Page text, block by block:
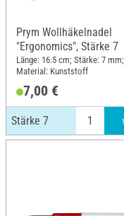
Prym Wollhäkelnadel
"Ergonomics", Stärke 7
Länge: 16.5 cm; Stärke: 7 mm;
Material: Kunststoff
7,00 €
Stärke 7